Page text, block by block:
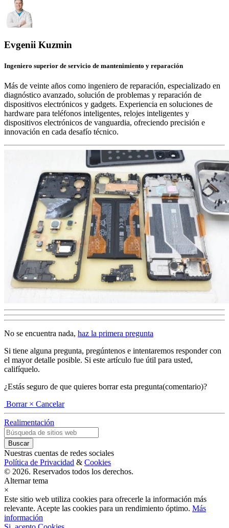
Evgenii Kuzmin
Ingeniero superior de servicio de mantenimiento y reparación
Más de veinte años como ingeniero de reparación, especializado en
diagnóstico avanzado, solución de problemas y reparación de
dispositivos electrónicos y gadgets. Experiencia en soluciones de
hardware para teléfonos inteligentes, relojes inteligentes y
dispositivos electrónicos de vanguardia, ofreciendo precisión e
innovación en cada desafío técnico.
No se encuentra nada, haz la primera pregunta
Si tiene alguna pregunta, pregúntenos e intentaremos responder con
el mayor detalle posible. Si este artículo fue útil para usted,
califíquelo.
¿Estás seguro de que quieres borrar esta pregunta(comentario)?
Borrar × Cancelar
Realimentación
Nuestras cuentas de redes sociales
Política de Privacidad & Cookies
© 2026. Reservados todos los derechos.
Alternar tema
×
Este sitio web utiliza cookies para ofrecerle la información más
relevante. Acepte las cookies para un rendimiento óptimo. Más
información